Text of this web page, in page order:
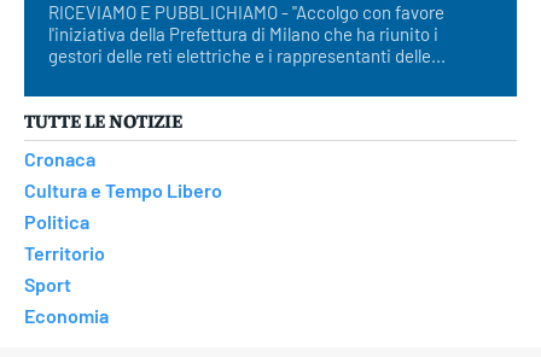
RICEVIAMO E PUBBLICHIAMO - "Accolgo con favore
l'iniziativa della Prefettura di Milano che ha riunito i
gestori delle reti elettriche e i rappresentanti delle...
TUTTE LE NOTIZIE
Cronaca
Cultura e Tempo Libero
Politica
Territorio
Sport
Economia